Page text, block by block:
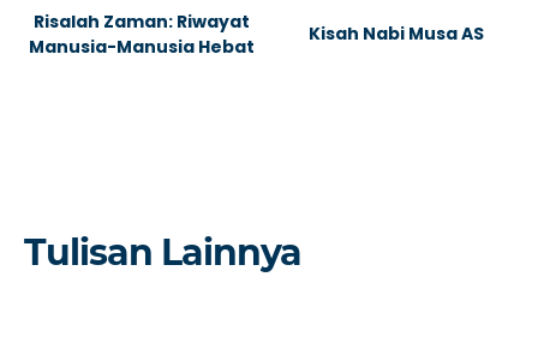
Risalah Zaman: Riwayat
Manusia-Manusia Hebat
Kisah Nabi Musa AS
Tulisan Lainnya